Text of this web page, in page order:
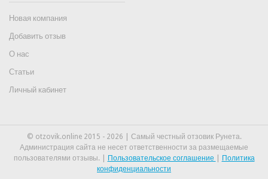
Новая компания
Добавить отзыв
О нас
Статьи
Личный кабинет
© otzovik.online 2015 - 2026 | Самый честный отзовик Рунета.
Администрация сайта не несет ответственности за размещаемые
пользователями отзывы. |
Пользовательское соглашение
Политика
конфиденциальности